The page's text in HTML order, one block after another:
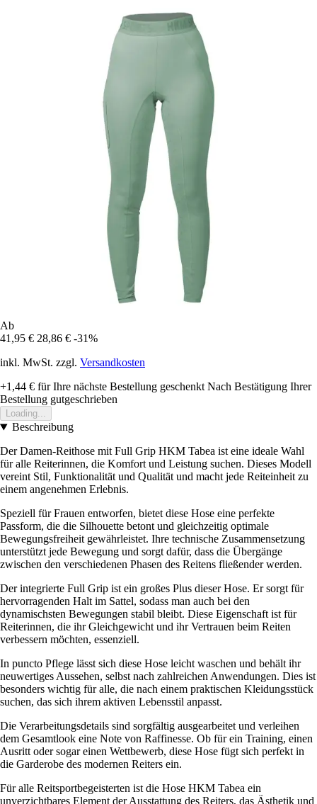
Ab
41,95 € 28,86 € -31%
inkl. MwSt. zzgl. Versandkosten
+1,44 € für Ihre nächste Bestellung geschenkt Nach Bestätigung Ihrer
Bestellung gutgeschrieben
Loading...
Beschreibung
Der Damen-Reithose mit Full Grip HKM Tabea ist eine ideale Wahl
für alle Reiterinnen, die Komfort und Leistung suchen. Dieses Modell
vereint Stil, Funktionalität und Qualität und macht jede Reiteinheit zu
einem angenehmen Erlebnis.
Speziell für Frauen entworfen, bietet diese Hose eine perfekte
Passform, die die Silhouette betont und gleichzeitig optimale
Bewegungsfreiheit gewährleistet. Ihre technische Zusammensetzung
unterstützt jede Bewegung und sorgt dafür, dass die Übergänge
zwischen den verschiedenen Phasen des Reitens fließender werden.
Der integrierte Full Grip ist ein großes Plus dieser Hose. Er sorgt für
hervorragenden Halt im Sattel, sodass man auch bei den
dynamischsten Bewegungen stabil bleibt. Diese Eigenschaft ist für
Reiterinnen, die ihr Gleichgewicht und ihr Vertrauen beim Reiten
verbessern möchten, essenziell.
In puncto Pflege lässt sich diese Hose leicht waschen und behält ihr
neuwertiges Aussehen, selbst nach zahlreichen Anwendungen. Dies ist
besonders wichtig für alle, die nach einem praktischen Kleidungsstück
suchen, das sich ihrem aktiven Lebensstil anpasst.
Die Verarbeitungsdetails sind sorgfältig ausgearbeitet und verleihen
dem Gesamtlook eine Note von Raffinesse. Ob für ein Training, einen
Ausritt oder sogar einen Wettbewerb, diese Hose fügt sich perfekt in
die Garderobe des modernen Reiters ein.
Für alle Reitsportbegeisterten ist die Hose HKM Tabea ein
unverzichtbares Element der Ausstattung des Reiters, das Ästhetik und